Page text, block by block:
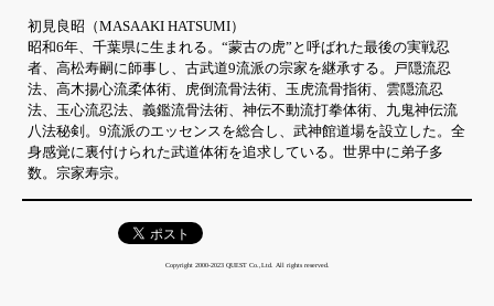
初見良昭（MASAAKI HATSUMI）
昭和6年、千葉県に生まれる。“蒙古の虎”と呼ばれた最後の実戦忍
者、高松寿嗣に師事し、古武道9流派の宗家を継承する。戸隠流忍
法、高木揚心流柔体術、虎倒流骨法術、玉虎流骨指術、雲隠流忍
法、玉心流忍法、義鑑流骨法術、神伝不動流打拳体術、九鬼神伝流
八法秘剣。9流派のエッセンスを総合し、武神館道場を設立した。全
身感覚に裏付けられた武道体術を追求している。世界中に弟子多
数。宗家寿宗。
Copyright 2000-2023 QUEST Co.,Ltd. All rights reserved.